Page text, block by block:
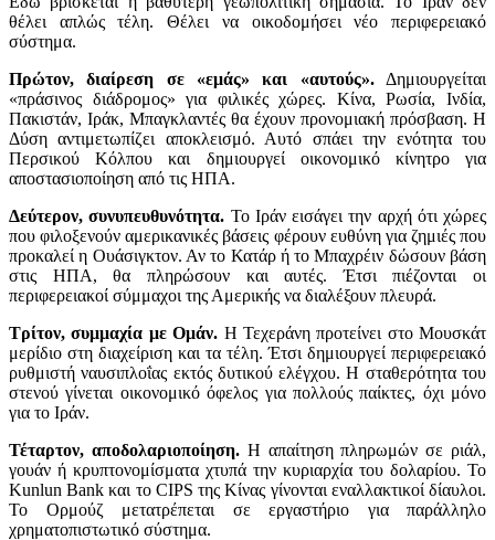
θέλει απλώς τέλη. Θέλει να οικοδομήσει νέο περιφερειακό
σύστημα.
Πρώτον, διαίρεση σε «εμάς» και «αυτούς».Δημιουργείται
«πράσινος διάδρομος» για φιλικές χώρες. Κίνα, Ρωσία, Ινδία,
Πακιστάν, Ιράκ, Μπαγκλαντές θα έχουν προνομιακή πρόσβαση. Η
Δύση αντιμετωπίζει αποκλεισμό. Αυτό σπάει την ενότητα του
Περσικού Κόλπου και δημιουργεί οικονομικό κίνητρο για
αποστασιοποίηση από τις ΗΠΑ.
Δεύτερον, συνυπευθυνότητα. Το Ιράν εισάγει την αρχή ότι χώρες
που φιλοξενούν αμερικανικές βάσεις φέρουν ευθύνη για ζημιές που
προκαλεί η Ουάσιγκτον. Αν το Κατάρ ή το Μπαχρέιν δώσουν βάση
στις ΗΠΑ, θα πληρώσουν και αυτές. Έτσι πιέζονται οι
περιφερειακοί σύμμαχοι της Αμερικής να διαλέξουν πλευρά.
Τρίτον, συμμαχία με Ομάν. Η Τεχεράνη προτείνει στο Μουσκάτ
μερίδιο στη διαχείριση και τα τέλη. Έτσι δημιουργεί περιφερειακό
ρυθμιστή ναυσιπλοΐας εκτός δυτικού ελέγχου. Η σταθερότητα του
στενού γίνεται οικονομικό όφελος για πολλούς παίκτες, όχι μόνο
για το Ιράν.
Τέταρτον, αποδολαριοποίηση.Η απαίτηση πληρωμών σε ριάλ,
γουάν ή κρυπτονομίσματα χτυπά την κυριαρχία του δολαρίου. Το
Kunlun Bank και το CIPS της Κίνας γίνονται εναλλακτικοί δίαυλοι.
Το Ορμούζ μετατρέπεται σε εργαστήριο για παράλληλο
χρηματοπιστωτικό σύστημα.